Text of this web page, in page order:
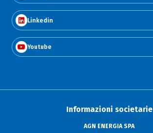
Linkedin
Youtube
Informazioni societarie
AGN ENERGIA SPA